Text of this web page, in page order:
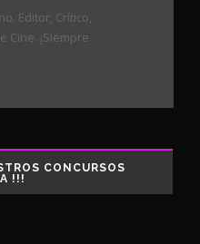
Editor, Crítico,
Cine. ¡Siempre
CONCURSOS
!!!